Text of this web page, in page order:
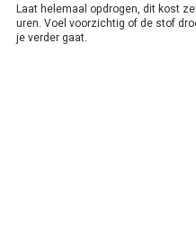
Laat helemaal opdrogen, dit kost
uren. Voel voorzichtig of de stof
je verder gaat.